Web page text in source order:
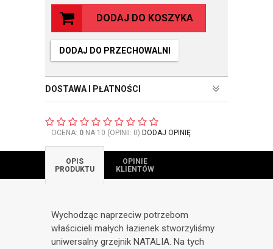
DODAJ DO KOSZYKA
DODAJ DO PRZECHOWALNI
DOSTAWA I PŁATNOŚCI
OCENA: 0 NA 10 (OPINII: 0) DODAJ OPINIĘ
OPIS
PRODUKTU
OPINIE
KLIENTÓW
Wychodząc naprzeciw potrzebom
właścicieli małych łazienek stworzyliśmy
uniwersalny grzejnik NATALIA. Na tych